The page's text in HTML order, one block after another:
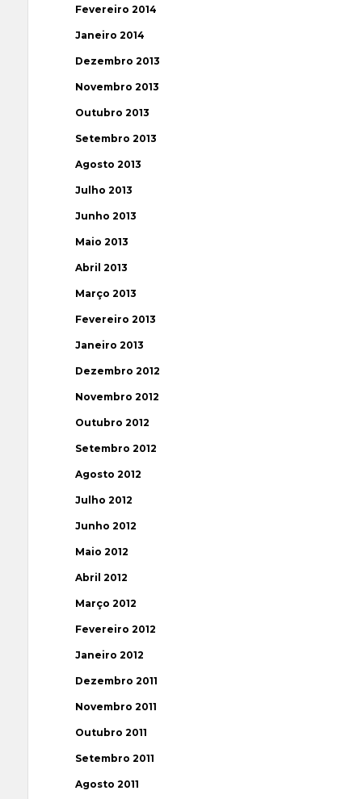
Fevereiro 2014
Janeiro 2014
Dezembro 2013
Novembro 2013
Outubro 2013
Setembro 2013
Agosto 2013
Julho 2013
Junho 2013
Maio 2013
Abril 2013
Março 2013
Fevereiro 2013
Janeiro 2013
Dezembro 2012
Novembro 2012
Outubro 2012
Setembro 2012
Agosto 2012
Julho 2012
Junho 2012
Maio 2012
Abril 2012
Março 2012
Fevereiro 2012
Janeiro 2012
Dezembro 2011
Novembro 2011
Outubro 2011
Setembro 2011
Agosto 2011